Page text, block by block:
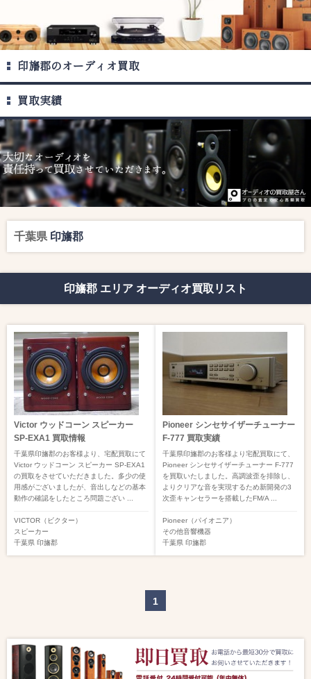
印旛郡のオーディオ買取
買取実績
千葉県 印旛郡
印旛郡 エリア オーディオ買取リスト
Victor ウッドコーン スピーカー
SP-EXA1 買取情報
千葉県印旛郡のお客様より、宅配買取にて
Victor ウッドコーン スピーカー SP-EXA1
の買取をさせていただきました。多少の使
用感がございましたが、音出しなどの基本
動作の確認をしたところ問題ござい ...
VICTOR（ビクター）
スピーカー
千葉県 印旛郡
Pioneer シンセサイザーチューナー
F-777 買取実績
千葉県印旛郡のお客様より宅配買取にて、
Pioneer シンセサイザーチューナー F-777
を買取いたしました。高調波歪を排除し、
よりクリアな音を実現するため新開発の3
次歪キャンセラーを搭載したFM/A ...
Pioneer（パイオニア）
その他音響機器
千葉県 印旛郡
1